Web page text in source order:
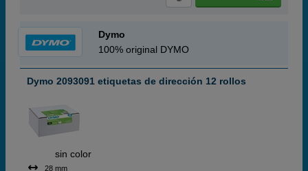
Dymo
100% original DYMO
Dymo 2093091 etiquetas de dirección 12 rollos
sin color
28 mm